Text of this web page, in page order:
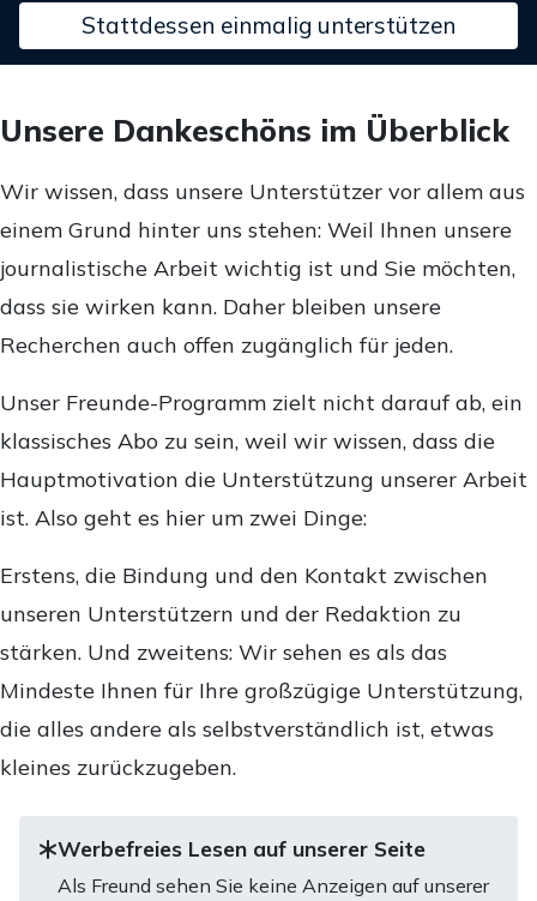
Stattdessen einmalig unterstützen
Unsere Dankeschöns im Überblick
Wir wissen, dass unsere Unterstützer vor allem aus
einem Grund hinter uns stehen: Weil Ihnen unsere
journalistische Arbeit wichtig ist und Sie möchten,
dass sie wirken kann. Daher bleiben unsere
Recherchen auch offen zugänglich für jeden.
Unser Freunde-Programm zielt nicht darauf ab, ein
klassisches Abo zu sein, weil wir wissen, dass die
Hauptmotivation die Unterstützung unserer Arbeit
ist. Also geht es hier um zwei Dinge:
Erstens, die Bindung und den Kontakt zwischen
unseren Unterstützern und der Redaktion zu
stärken. Und zweitens: Wir sehen es als das
Mindeste Ihnen für Ihre großzügige Unterstützung,
die alles andere als selbstverständlich ist, etwas
kleines zurückzugeben.
Werbefreies Lesen auf unserer Seite
Als Freund sehen Sie keine Anzeigen auf unserer